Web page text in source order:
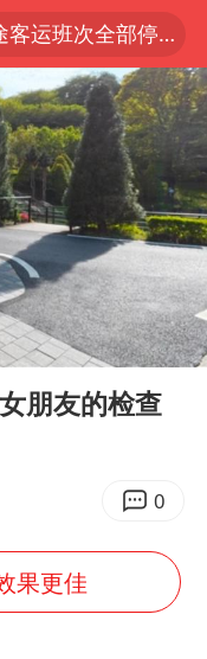
上海全域长途客运班次全部停运
今日15时起福州地铁高架区段停运
闽沿海
1枚就能让航母瘫痪 轰-6J实力有多强
王艺迪2-4不敌张本美和止步4强
国足U17与阿森纳决赛取消 并列冠军
上门女婿出轨女邻居多年被判重婚罪
斩棘》
师减少13.19万
暴雨
奖
20:48
朋友的检查
0
果更佳